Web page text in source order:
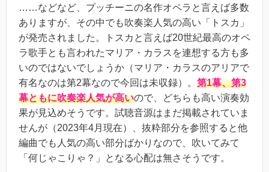
……などなど、プッチーニの名作オペラと言えば多数
ありますが、その中でも吹奏楽人気の高い「トスカ」
が発売されました。トスカと言えば20世紀最高のオペ
ラ歌手とも言われたマリア・カラスを連想する方も多
いのではないでしょうか（マリア・カラスのアリアで
有名なのは第2幕なので今回は未収録）。 第1幕、第3
幕ともに吹奏楽人気が高いので、どちらも高い演奏効
果が見込めそうです。試聴音源はまだ掲載されていま
せんが（2023年4月現在）、抜粋部分を参照すると他
編曲でも人気の高い部分ばかりなので、吹いてみて
「何じゃこりゃ？」となる心配は無さそうです。